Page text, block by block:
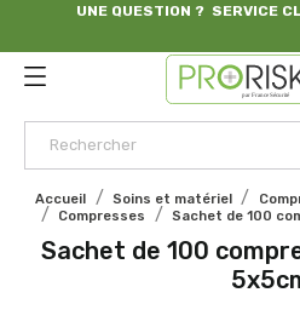
UNE QUESTION ? SERVICE
par France Sécurité
Accueil Soins et matériel
Compresses
Sachet de 100
Sachet de 100